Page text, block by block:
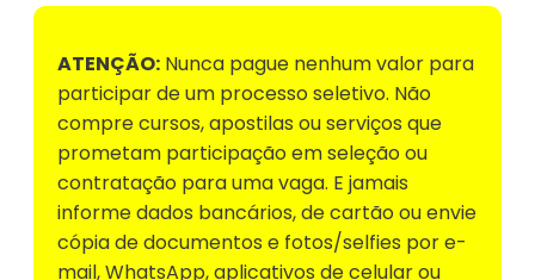
ATENÇÃO: Nunca pague nenhum valor para
participar de um processo seletivo. Não
compre cursos, apostilas ou serviços que
prometam participação em seleção ou
contratação para uma vaga. E jamais
informe dados bancários, de cartão ou envie
cópia de documentos e fotos/selfies por e-
mail, WhatsApp, aplicativos de celular ou